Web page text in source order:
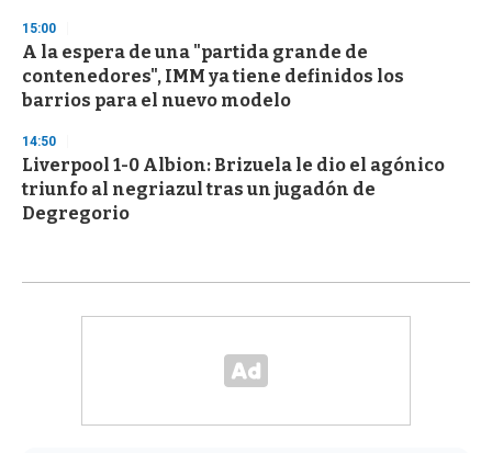
15:00
A la espera de una "partida grande de
contenedores", IMM ya tiene definidos los
barrios para el nuevo modelo
14:50
Liverpool 1-0 Albion: Brizuela le dio el agónico
triunfo al negriazul tras un jugadón de
Degregorio